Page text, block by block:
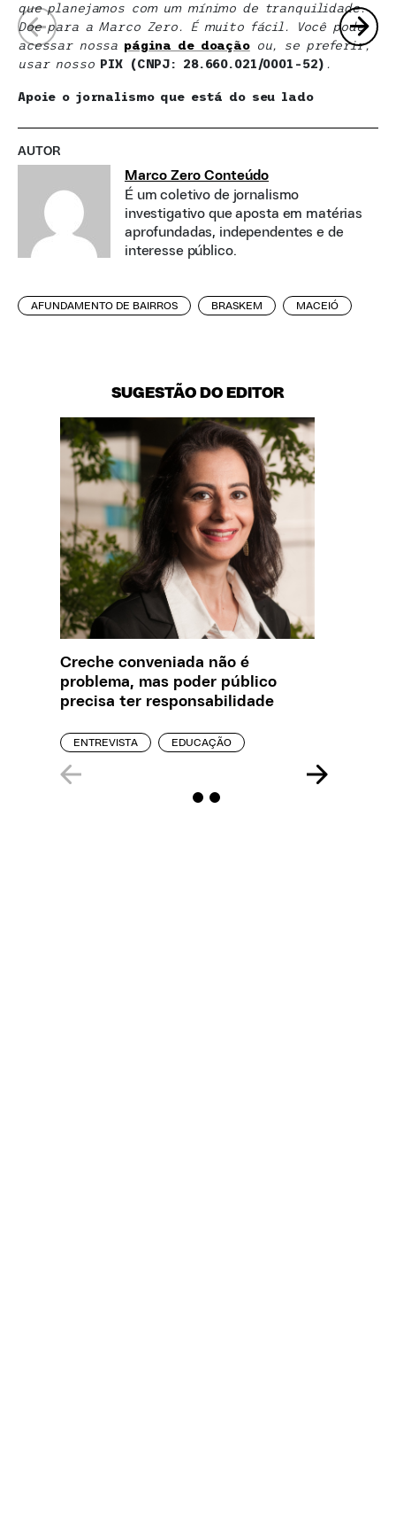
que planejamos com um mínimo de tranquilidade.
Doe para a Marco Zero. É muito fácil. Você pode
acessar nossa página de doação ou, se preferir,
usar nosso PIX (CNPJ: 28.660.021/0001-52) .
Apoie o jornalismo que está do seu lado
AUTOR
Marco Zero Conteúdo
É um coletivo de jornalismo
investigativo que aposta em matérias
aprofundadas, independentes e de
interesse público.
AFUNDAMENTO DE BAIRROS BRASKEM MACEIÓ
SUGESTÃO DO EDITOR
Creche conveniada não é
problema, mas poder público
precisa ter responsabilidade
ENTREVISTA EDUCAÇÃO